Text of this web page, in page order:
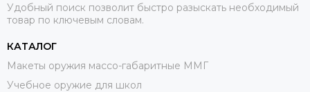
Удобный поиск позволит быстро разыскать необходимый
товар по ключевым словам.
КАТАЛОГ
Макеты оружия массо-габаритные ММГ
Учебное оружие для школ